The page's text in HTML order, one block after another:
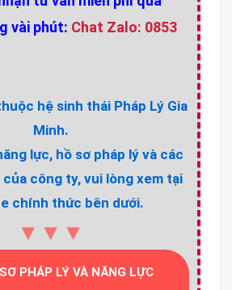
vài phút: Chat Zalo: 0853
hệ sinh thái Pháp Lý Gia
Minh.
lực, hồ sơ pháp lý và các
công ty, vui lòng xem tại
chính thức bên dưới.
▼▼▼
PHÁP LÝ VÀ NĂNG LỰC